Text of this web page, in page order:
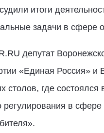
итоги
задачи в
депутат
«Единая Россия»
столов, где
регулирования в